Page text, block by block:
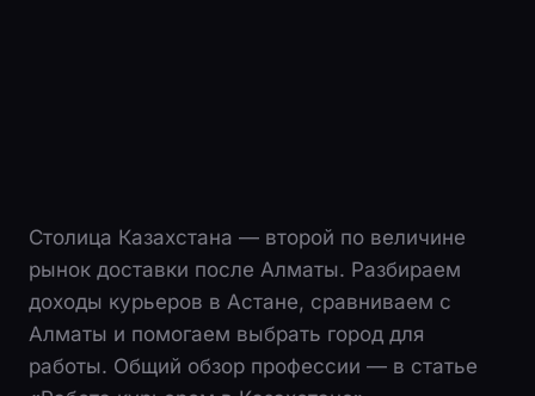
Столица Казахстана — второй по величине
рынок доставки после Алматы. Разбираем
доходы курьеров в Астане, сравниваем с
Алматы и помогаем выбрать город для
работы. Общий обзор профессии — в статье